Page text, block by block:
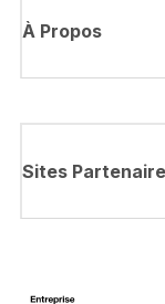
À Propos
Sites